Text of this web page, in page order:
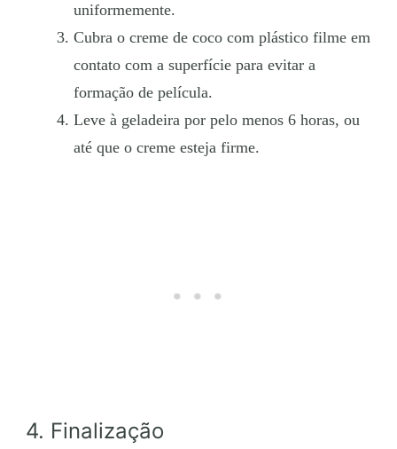
uniformemente.
Cubra o creme de coco com plástico filme em
contato com a superfície para evitar a
formação de película.
Leve à geladeira por pelo menos 6 horas, ou
até que o creme esteja firme.
4. Finalização